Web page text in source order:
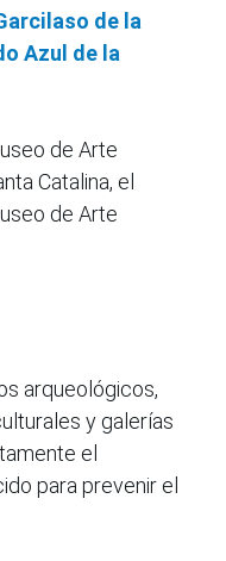
de la
Azul de la
de Arte
Catalina, el
de Arte
arqueológicos,
y galerías
el
para prevenir el